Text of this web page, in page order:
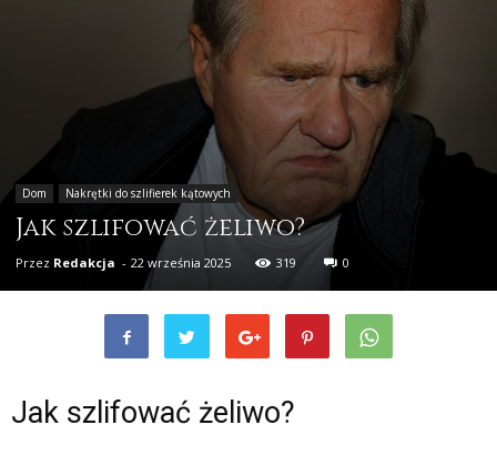
Dom Nakrętki do szlifierek kątowych
Jak szlifować żeliwo?
Przez Redakcja - 22 września 2025 319 0
Jak szlifować żeliwo?